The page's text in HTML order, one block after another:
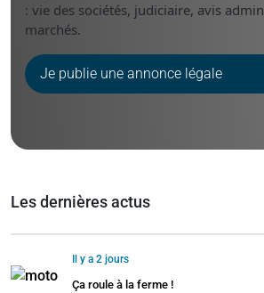
: vie des sociétés, judiciaire, avis
marchés.
Je publie une annonce légale
Les dernières actus
Il y a 2 jours
Ça roule à la ferme !